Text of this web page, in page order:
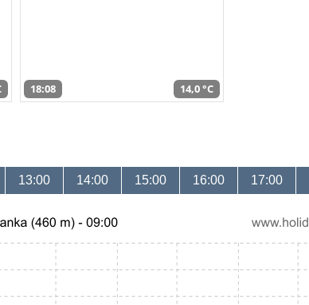
18:08 14,0 °C
13:00 14:00 15:00 16:00 17:00